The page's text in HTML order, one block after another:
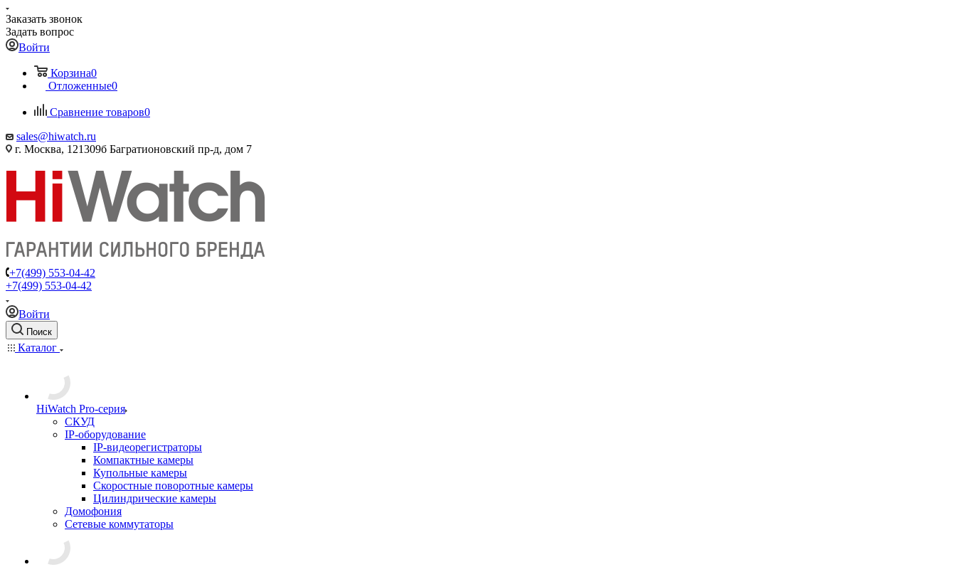
Заказать звонок
Задать вопрос
Войти
Корзина0
Отложенные0
Сравнение товаров0
sales@hiwatch.ru
г. Москва, 121309б Багратионовский пр-д, дом 7
+7(499) 553-04-42
+7(499) 553-04-42
Войти
Поиск
Каталог
HiWatch Pro-серия
CКУД
IP-оборудование
IP-видеорегистраторы
Компактные камеры
Купольные камеры
Скоростные поворотные камеры
Цилиндрические камеры
Домофония
Сетевые коммутаторы